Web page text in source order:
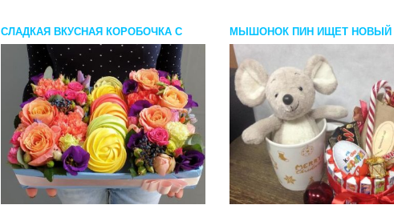
СЛАДКАЯ ВКУСНАЯ КОРОБОЧКА С
ЦВЕТАМИ И БЕЗЕ
МЫШОНОК ПИН ИЩЕТ НОВЫЙ